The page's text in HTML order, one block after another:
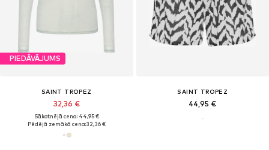
PIEDĀVĀJUMS
SAINT TROPEZ
32,36 €
Sākotnējā cena: 44,95 €
Pēdējā zemākā cena:32,36 €
SAINT TROPEZ
44,95 €